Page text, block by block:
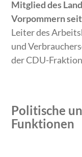
Mitglied des
Vorpommern
Leiter des
und
der CDU-Fraktion
Politische
Funktionen